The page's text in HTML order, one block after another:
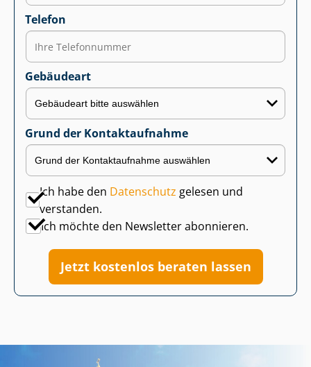
Telefon
Gebäudeart
Grund der Kontaktaufnahme
Ich habe den Datenschutz gelesen und
verstanden.
Ich möchte den Newsletter abonnieren.
Jetzt kostenlos beraten lassen